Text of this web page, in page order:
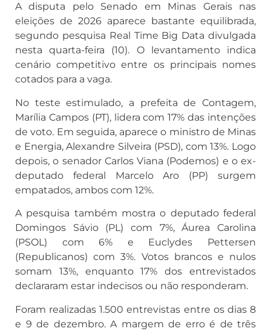
A disputa pelo Senado em Minas Gerais nas
eleições de 2026 aparece bastante equilibrada,
segundo pesquisa Real Time Big Data divulgada
nesta quarta-feira (10). O levantamento indica
cenário competitivo entre os principais nomes
cotados para a vaga.
No teste estimulado, a prefeita de Contagem,
Marília Campos (PT), lidera com 17% das intenções
de voto. Em seguida, aparece o ministro de Minas
e Energia, Alexandre Silveira (PSD), com 13%. Logo
depois, o senador Carlos Viana (Podemos) e o ex-
deputado federal Marcelo Aro (PP) surgem
empatados, ambos com 12%.
A pesquisa também mostra o deputado federal
Domingos Sávio (PL) com 7%, Áurea Carolina
(PSOL) com 6% e Euclydes Pettersen
(Republicanos) com 3%. Votos brancos e nulos
somam 13%, enquanto 17% dos entrevistados
declararam estar indecisos ou não responderam.
Foram realizadas 1.500 entrevistas entre os dias 8
e 9 de dezembro. A margem de erro é de três